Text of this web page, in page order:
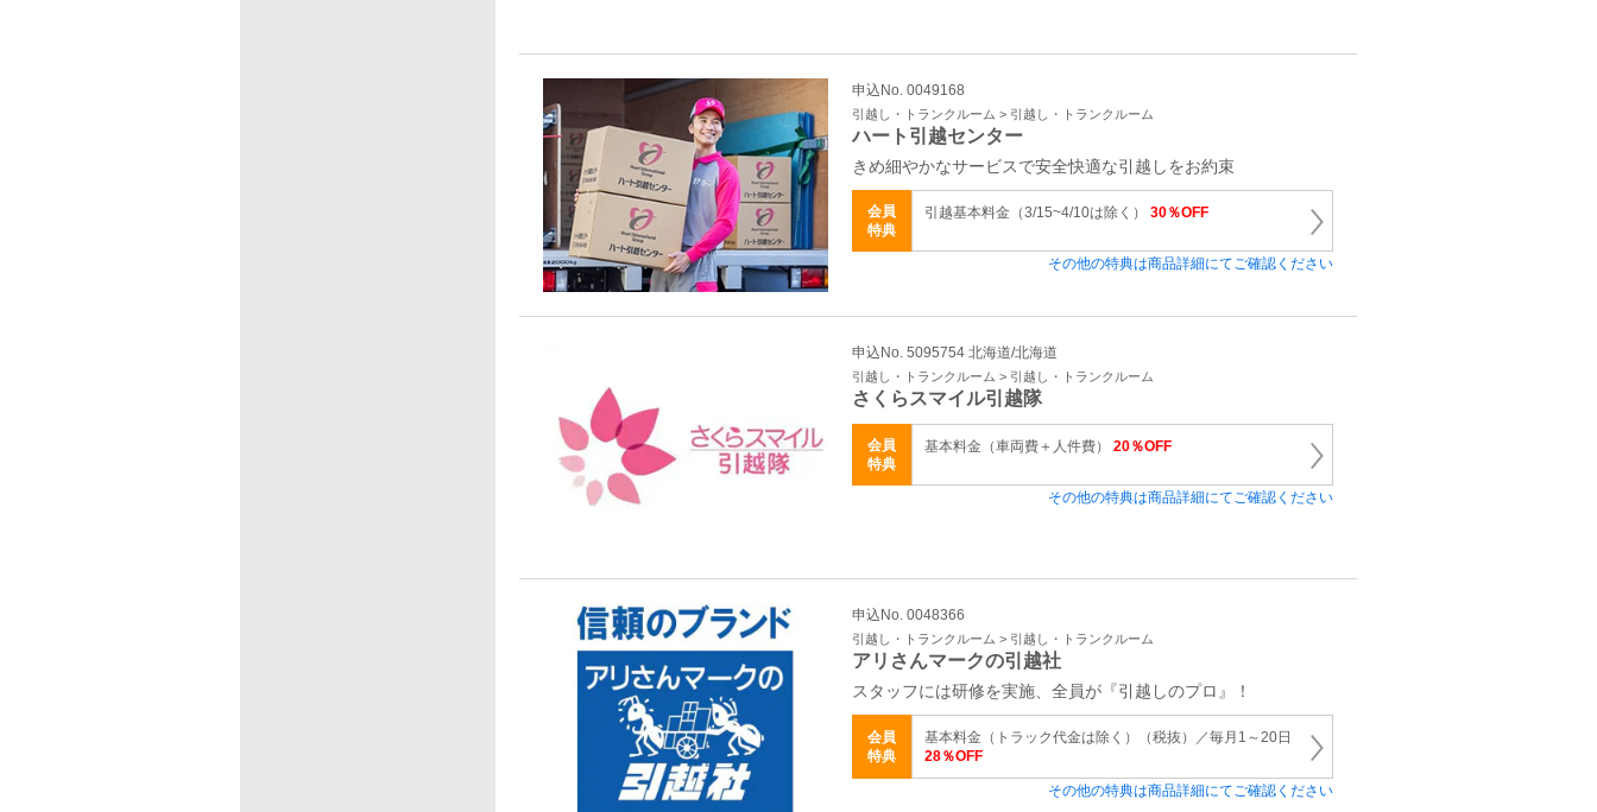
申込No. 0049168
引越し・トランクルーム > 引越し・トランクルーム
ハート引越センター
きめ細やかなサービスで安全快適な引越しをお約束
会員
特典
引越基本料金（3/15~4/10は除く） 30％OFF
その他の特典は商品詳細にてご確認ください
申込No. 5095754 北海道/北海道
引越し・トランクルーム > 引越し・トランクルーム
さくらスマイル引越隊
会員
特典
基本料金（車両費＋人件費） 20％OFF
その他の特典は商品詳細にてご確認ください
申込No. 0048366
引越し・トランクルーム > 引越し・トランクルーム
アリさんマークの引越社
スタッフには研修を実施、全員が『引越しのプロ』！
会員
特典
基本料金（トラック代金は除く）（税抜）／毎月1～20日
28％OFF
その他の特典は商品詳細にてご確認ください